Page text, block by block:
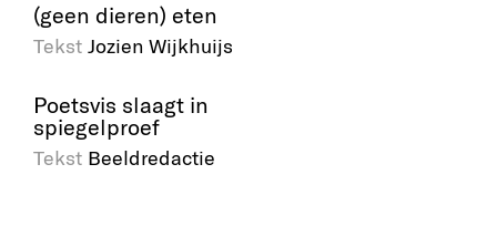
(geen dieren) eten
Tekst Jozien Wijkhuijs
Poetsvis slaagt in
spiegelproef
Tekst Beeldredactie